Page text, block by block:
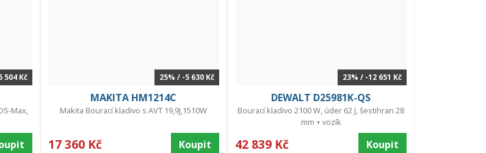
504 Kč
Max,
25% / -5 630 Kč
MAKITA HM1214C
Makita Bourací kladivo s AVT 19,9J,1510W
17 360 Kč Koupit
23% / -12 651 Kč
DEWALT D25981K-QS
Bourací kladivo 2100 W, úder 62 J, šestihran 28
mm + vozík
42 839 Kč Koupit